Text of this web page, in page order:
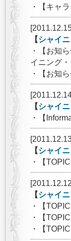
・【キャ
【シャイ
・【お知
イニング
・【お知
【シャイ
・【
【シャイ
・【
【シャイ
・【
・【
・【